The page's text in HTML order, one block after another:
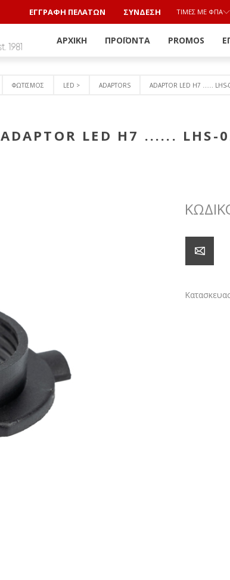
ΕΓΓΡΑΦΗ ΠΕΛΑΤΩΝ ΣΎΝΔΕΣΗ ΤΙΜΈΣ ΜΕ ΦΠΑ
ΑΡΧΙΚΉ ΠΡΟΪΌΝΤΑ PROMOS
ΦΩΤΙΣΜΟΣ LED > ADAPTORS ADAPTOR LED H7 ...... LHS-
ADAPTOR LED H7 ...... LHS-